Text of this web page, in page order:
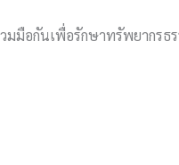
อกันเพื่อรักษาทรัพยากรธ